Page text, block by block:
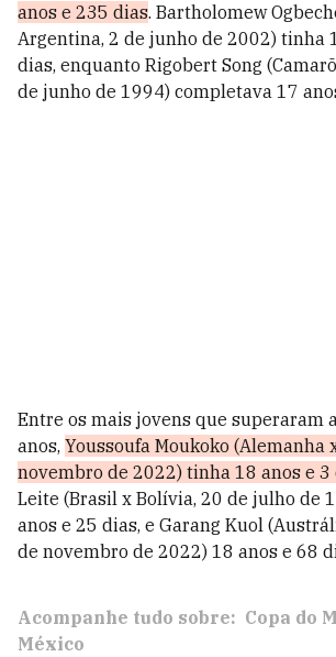
anos e 235 dias. Bartholomew
Argentina, 2 de junho de 2002) tinha
dias, enquanto Rigobert Song
de junho de 1994) completava 17
Entre os mais jovens que superaram
anos, Youssoufa Moukoko (Alemanha
novembro de 2022) tinha 18 anos e 3
Leite (Brasil x Bolívia, 20 de julho de
anos e 25 dias, e Garang Kuol
de novembro de 2022) 18 anos e 68
Acompanhe tudo sobre: Copa do
México